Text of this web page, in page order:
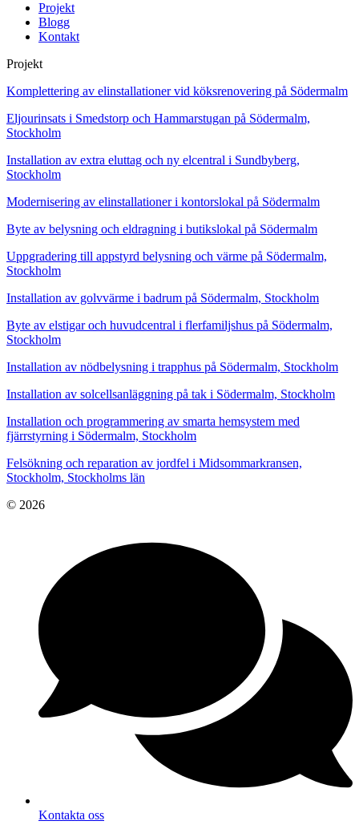
Projekt
Blogg
Kontakt
Projekt
Komplettering av elinstallationer vid köksrenovering på Södermalm
Eljourinsats i Smedstorp och Hammarstugan på Södermalm,
Stockholm
Installation av extra eluttag och ny elcentral i Sundbyberg,
Stockholm
Modernisering av elinstallationer i kontorslokal på Södermalm
Byte av belysning och eldragning i butikslokal på Södermalm
Uppgradering till appstyrd belysning och värme på Södermalm,
Stockholm
Installation av golvvärme i badrum på Södermalm, Stockholm
Byte av elstigar och huvudcentral i flerfamiljshus på Södermalm,
Stockholm
Installation av nödbelysning i trapphus på Södermalm, Stockholm
Installation av solcellsanläggning på tak i Södermalm, Stockholm
Installation och programmering av smarta hemsystem med
fjärrstyrning i Södermalm, Stockholm
Felsökning och reparation av jordfel i Midsommarkransen,
Stockholm, Stockholms län
© 2026
Kontakta oss